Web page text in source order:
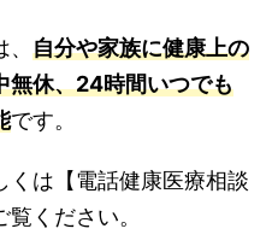
自分や家族に健康上の
無休、24時間いつでも
です。
くは【電話健康医療相談
ください。